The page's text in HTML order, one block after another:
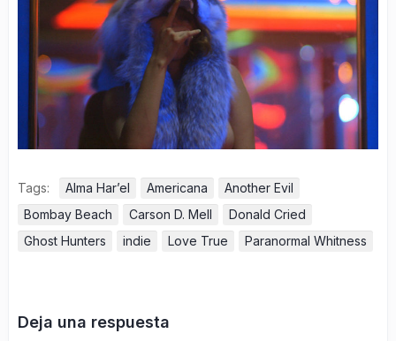
Tags: Alma Har’el Americana
Another Evil
Bombay Beach
Carson D. Mell
Donald Cried
Ghost Hunters
indie Love True Paranormal Whitness
Deja una respuesta